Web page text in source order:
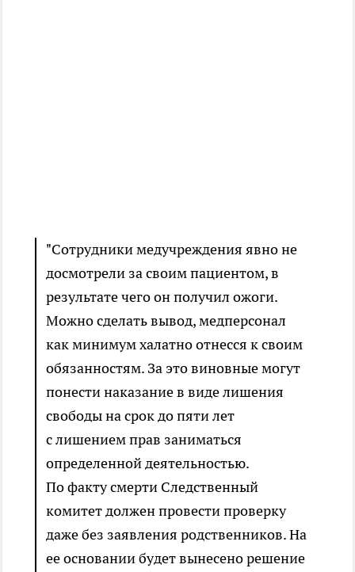
"Сотрудники медучреждения явно не
досмотрели за своим пациентом, в
результате чего он получил ожоги.
Можно сделать вывод, медперсонал
как минимум халатно отнесся к своим
обязанностям. За это виновные могут
понести наказание в виде лишения
свободы на срок до пяти лет
с лишением прав заниматься
определенной деятельностью.
По факту смерти Следственный
комитет должен провести проверку
даже без заявления родственников. На
ее основании будет вынесено решение